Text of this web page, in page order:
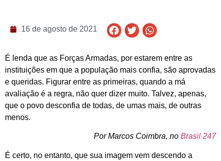
16 de agosto de 2021
É lenda que as Forças Armadas, por estarem entre as
instituições em que a população mais confia, são aprovadas
e queridas. Figurar entre as primeiras, quando a má
avaliação é a regra, não quer dizer muito. Talvez, apenas,
que o povo desconfia de todas, de umas mais, de outras
menos.
Por Marcos Coimbra, no Brasil 247
É certo, no entanto, que sua imagem vem descendo a